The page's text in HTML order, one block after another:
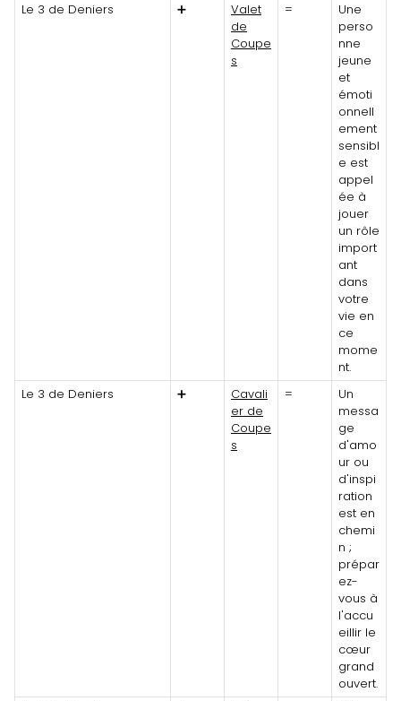
Le 3 de Deniers
➕
Valet
de
Coupe
s
=
Une
perso
nne
jeune
et
émoti
onnell
ement
sensibl
e est
appel
ée à
jouer
un rôle
import
ant
dans
votre
vie en
ce
mome
nt.
Le 3 de Deniers
➕
Cavali
er de
Coupe
s
=
Un
messa
ge
d'amo
ur ou
d'inspi
ration
est en
chemi
n ;
prépar
ez-
vous à
l'accu
eillir le
cœur
grand
ouvert.